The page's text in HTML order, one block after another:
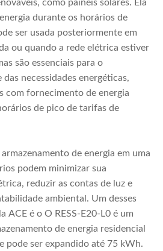
como painéis solares. Ela
durante os horários de
ser usada posteriormente em
ou quando a rede elétrica estiver
são essenciais para o
necessidades energéticas,
com fornecimento de energia
de pico de tarifas de
de energia em uma
podem minimizar sua
reduzir as contas de luz e
ambiental. Um desses
ACE é o O RESS-E20-L0 é um
de energia residencial
pode ser expandido até 75 kWh.